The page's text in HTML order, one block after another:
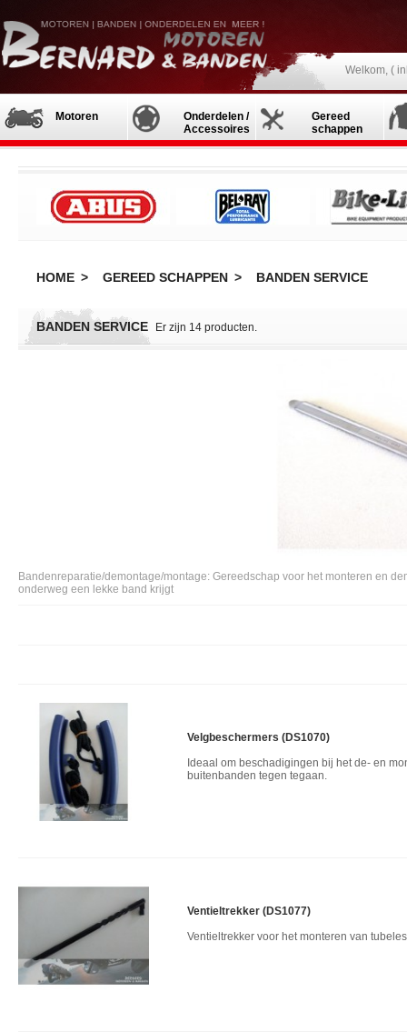
Welkom, (
Motoren
Onderdelen /
Accessoires
Gereed
schappen
HOME > GEREED SCHAPPEN > BANDEN SERVICE
BANDEN SERVICE Er zijn 14 producten.
Bandenreparatie/demontage/montage: Gereedschap voor het monteren en
onderweg een lekke band krijgt
Velgbeschermers (DS1070)
Ideaal om beschadigingen bij het de- en
buitenbanden tegen tegaan.
Ventieltrekker (DS1077)
Ventieltrekker voor het monteren van